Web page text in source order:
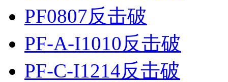
PF0807反击破
PF-A-I1010反击破
PF-C-I1214反击破